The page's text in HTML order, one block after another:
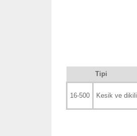
Tipi
16-500 Kesik ve dikili